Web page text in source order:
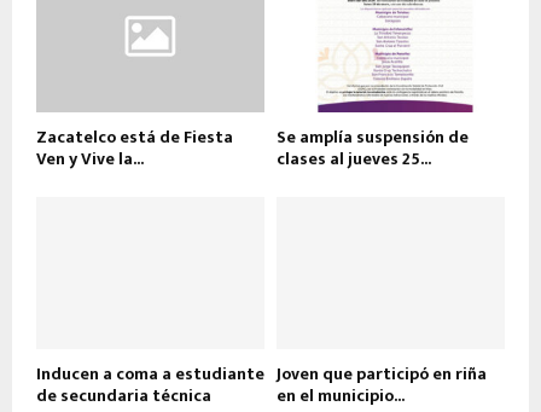
Zacatelco está de Fiesta
Ven y Vive la...
Se amplía suspensión de
clases al jueves 25...
Inducen a coma a estudiante
de secundaria técnica
Joven que participó en riña
en el municipio...